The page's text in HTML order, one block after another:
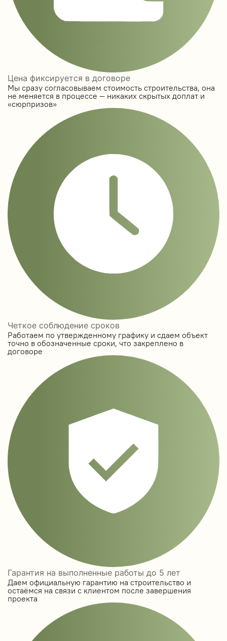
Цена фиксируется в договоре
Мы сразу согласовываем стоимость строительства, она
не меняется в процессе — никаких скрытых доплат и
«сюрпризов»
Четкое соблюдение сроков
Работаем по утвержденному графику и сдаем объект
точно в обозначенные сроки, что закреплено в
договоре
Гарантия на выполненные работы до 5 лет
Даем официальную гарантию на строительство и
остаёмся на связи с клиентом после завершения
проекта